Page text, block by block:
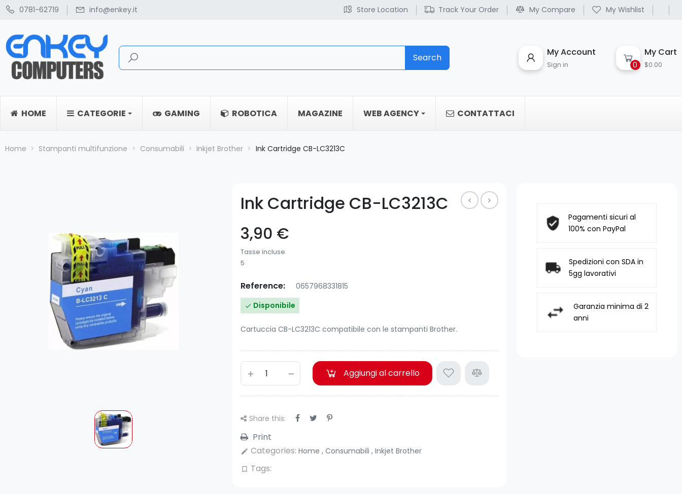
0781-62719 info@enkey.it Store Location Track Your Order My Compare My Wishlist
Search My Account
Sign in 0
My Cart
$0.00
HOME CATEGORIE GAMING ROBOTICA MAGAZINE WEB AGENCY CONTATTACI
Home Stampanti multifunzione Consumabili Inkjet Brother Ink Cartridge CB-LC3213C
Ink Cartridge CB-LC3213C
3,90 €
Tasse incluse
5
Reference: 0657968331815
 Disponibile
Cartuccia CB-LC3213C compatibile con le stampanti Brother.
Aggiungi al carrello
Share this:
Print
edit Categories: Home , Consumabili , Inkjet Brother
bookmark_border Tags:
Pagamenti sicuri al
100% con PayPal
Spedizioni con SDA in
5gg lavorativi
Garanzia minima di 2
anni